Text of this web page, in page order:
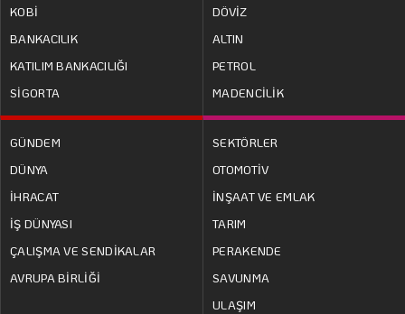
KOBİ
BANKACILIK
KATILIM BANKACILIĞI
SİGORTA
DÖVİZ
ALTIN
PETROL
MADENCİLİK
GÜNDEM
DÜNYA
İHRACAT
İŞ DÜNYASI
ÇALIŞMA VE SENDİKALAR
AVRUPA BİRLİĞİ
SEKTÖRLER
OTOMOTİV
İNŞAAT VE EMLAK
TARIM
PERAKENDE
SAVUNMA
ULAŞIM